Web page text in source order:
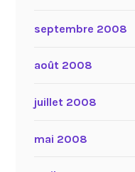
septembre 2008
août 2008
juillet 2008
mai 2008